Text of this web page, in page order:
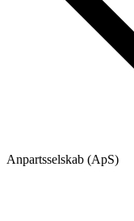
Anpartsselskab (ApS)